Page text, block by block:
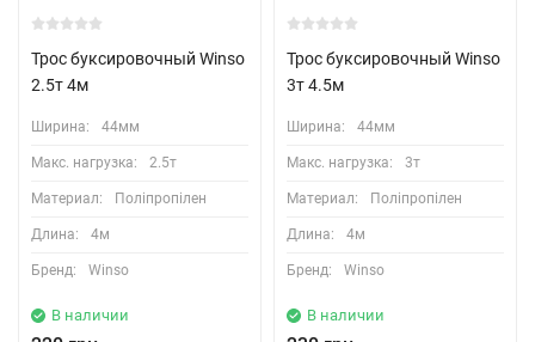
Трос буксировочный Winso
2.5т 4м
Ширина: 44мм
Макс. нагрузка: 2.5т
Материал: Поліпропілен
Длина: 4м
Бренд: Winso
В наличии
Трос буксировочный Winso
3т 4.5м
Ширина: 44мм
Макс. нагрузка: 3т
Материал: Поліпропілен
Длина: 4м
Бренд: Winso
В наличии